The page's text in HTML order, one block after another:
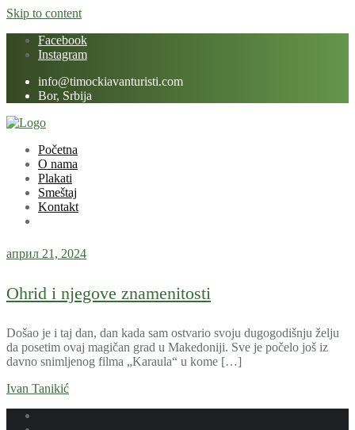
Skip to content
Facebook
Instagram
info@timockiavanturisti.com
Bor, Srbija
Početna
O nama
Plakati
Smeštaj
Kontakt
април 21, 2024
Ohrid i njegove znamenitosti
Došao je i taj dan, dan kada sam ostvario svoju dugogodišnju želju
da posetim ovaj magičan grad u Makedoniji. Sve je počelo još iz
davno snimljenog filma „Karaula“ u kome […]
Ivan Tanikić